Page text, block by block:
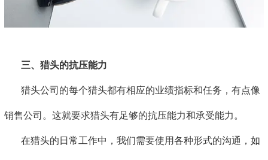
三、猎头的抗压能力
猎头公司的每个猎头都有相应的业绩指标和任务，有点像
销售公司。这就要求猎头有足够的抗压能力和承受能力。
在猎头的日常工作中，我们需要使用各种形式的沟通，如